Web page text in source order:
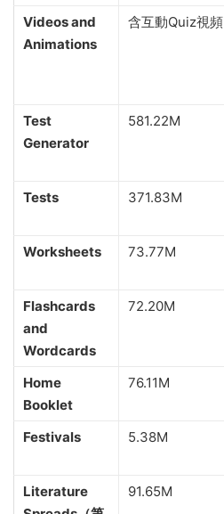
Videos and
Animations
含互動Quiz視頻
Test
Generator
581.22M
Tests
371.83M
Worksheets
73.77M
Flashcards
and
Wordcards
72.20M
Home
Booklet
76.11M
Festivals
5.38M
Literature
91.65M